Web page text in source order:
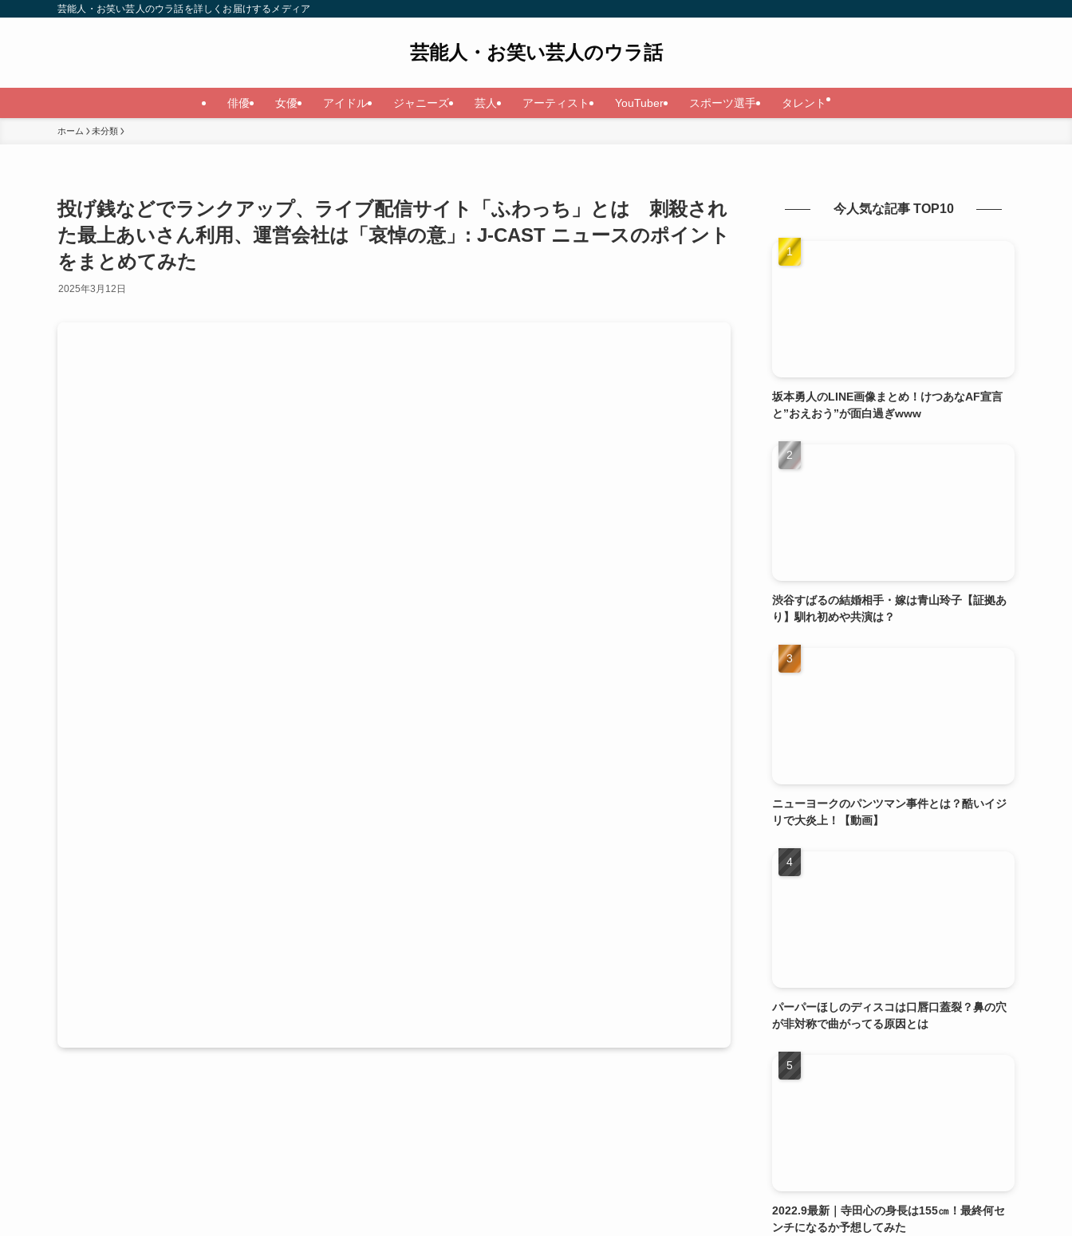
芸能人・お笑い芸人のウラ話を詳しくお届けするメディア
芸能人・お笑い芸人のウラ話
俳優 女優 アイドル ジャニーズ 芸人 アーティスト YouTuber スポーツ選手 タレント
ホーム 未分類
投げ銭などでランクアップ、ライブ配信サイト「ふわっち」とは 刺殺され
た最上あいさん利用、運営会社は「哀悼の意」: J-CAST ニュースのポイント
をまとめてみた
2025年3月12日
今人気な記事 TOP10
坂本勇人のLINE画像まとめ！けつあなAF宣言
と”おえおう”が面白過ぎwww
渋谷すばるの結婚相手・嫁は青山玲子【証拠あ
り】馴れ初めや共演は？
ニューヨークのパンツマン事件とは？酷いイジ
リで大炎上！【動画】
パーパーほしのディスコは口唇口蓋裂？鼻の穴
が非対称で曲がってる原因とは
2022.9最新｜寺田心の身長は155㎝！最終何セ
ンチになるか予想してみた